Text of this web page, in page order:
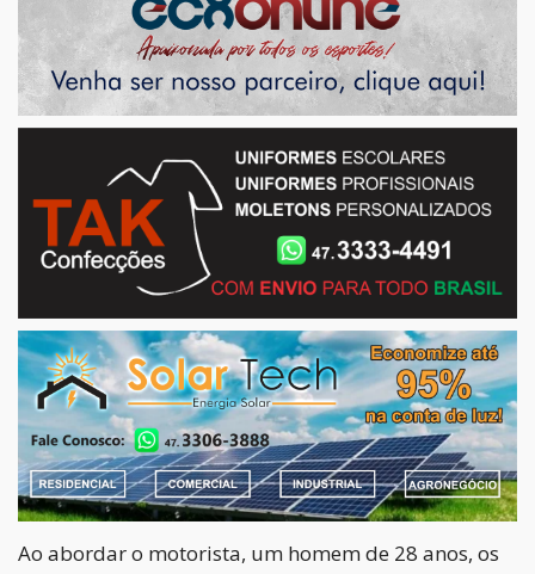
Ao abordar o motorista, um homem de 28 anos, os